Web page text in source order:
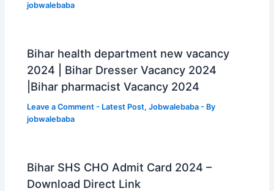
jobwalebaba
Bihar health department new vacancy
2024 | Bihar Dresser Vacancy 2024
|Bihar pharmacist Vacancy 2024
Leave a Comment - Latest Post,Jobwalebaba - By
jobwalebaba
Bihar SHS CHO Admit Card 2024 –
Download Direct Link